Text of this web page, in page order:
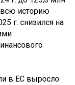
всю историю
г. снизился на
в ЕС выросло